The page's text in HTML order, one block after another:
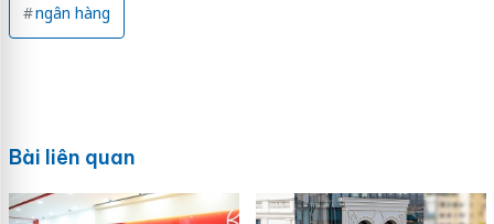
ngân hàng
Bài liên quan